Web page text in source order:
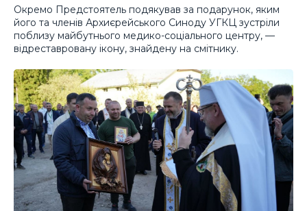
Окремо Предстоятель подякував за подарунок, яким
його та членів Архиєрейського Синоду УГКЦ зустріли
поблизу майбутнього медико-соціального центру, —
відреставровану ікону, знайдену на смітнику.